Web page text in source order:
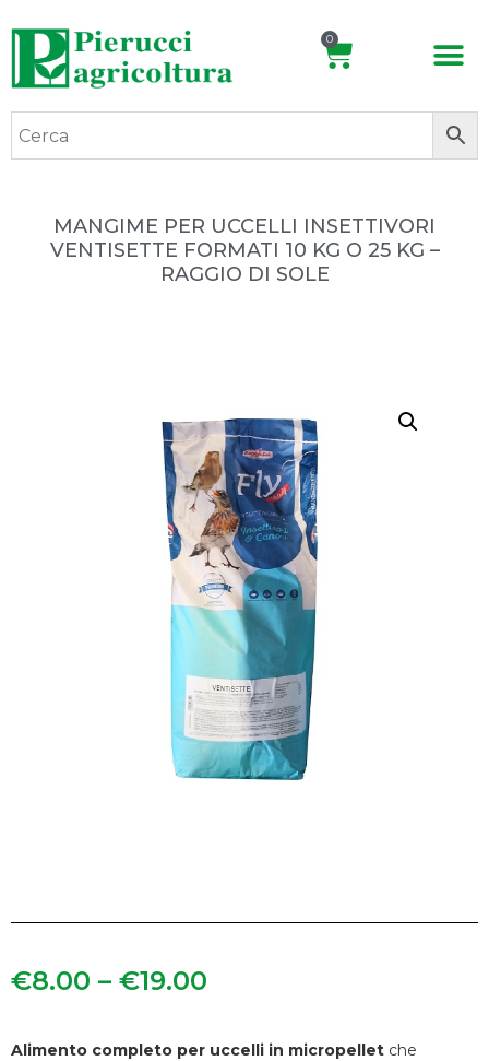
0
MANGIME PER UCCELLI INSETTIVORI
VENTISETTE FORMATI 10 KG O 25 KG –
RAGGIO DI SOLE
€8.00 – €19.00
Alimento completo per uccelli in micropellet che